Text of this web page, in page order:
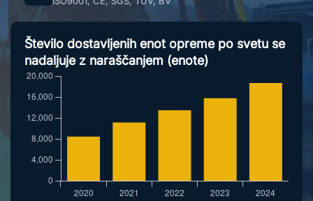
Število dostavljenih enot opreme po svetu se
nadaljuje z naraščanjem (enote)